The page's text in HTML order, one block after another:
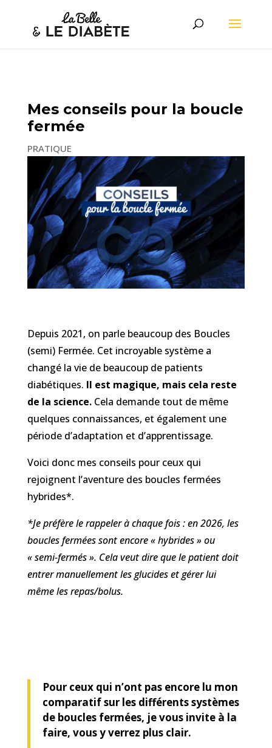
Mes conseils pour la boucle
fermée
PRATIQUE
Depuis 2021, on parle beaucoup des Boucles
(semi) Fermée. Cet incroyable système a
changé la vie de beaucoup de patients
diabétiques. Il est magique, mais cela reste
de la science.Cela demande tout de même
quelques connaissances, et également une
période d’adaptation et d’apprentissage.
Voici donc mes conseils pour ceux qui
rejoignent l’aventure des boucles fermées
hybrides*.
*Je préfère le rappeler à chaque fois : en 2026, les
boucles fermées sont encore « hybrides » ou
« semi-fermés ». Cela veut dire que le patient doit
entrer manuellement les glucides et gérer lui
même les repas/bolus.
Pour ceux qui n’ont pas encore lu mon
comparatif sur les différents systèmes
de boucles fermées, je vous invite à la
faire, vous y verrez plus clair.